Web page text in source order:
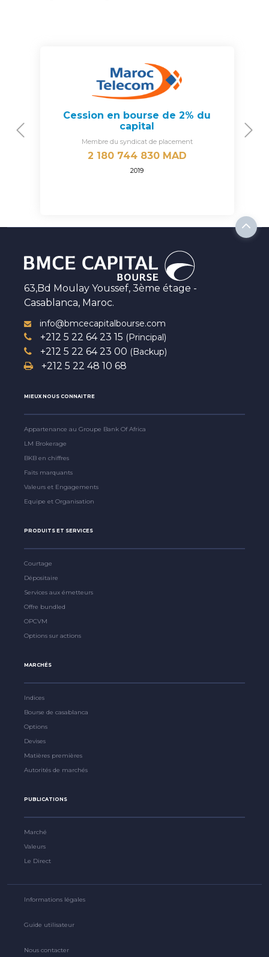
Cession en bourse de 2% du
capital
Membre du syndicat de placement
2 180 744 830 MAD
2019
Previous
63,Bd Moulay Youssef, 3ème étage -
Casablanca, Maroc.
info@bmcecapitalbourse.com
+212 5 22 64 23 15 (Principal)
+212 5 22 64 23 00 (Backup)
+212 5 22 48 10 68
MIEUX NOUS CONNAITRE
Appartenance au Groupe Bank Of Africa
LM Brokerage
BKB en chiffres
Faits marquants
Valeurs et Engagements
Equipe et Organisation
PRODUITS ET SERVICES
Courtage
Dépositaire
Services aux émetteurs
Offre bundled
OPCVM
Options sur actions
MARCHÉS
Indices
Bourse de casablanca
Options
Devises
Matières premières
Autorités de marchés
PUBLICATIONS
Marché
Valeurs
Le Direct
Informations légales
Guide utilisateur
Nous contacter